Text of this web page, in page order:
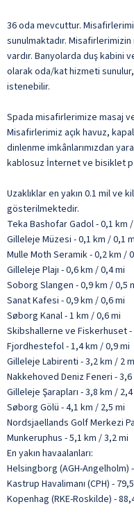
36 oda mevcuttur.
sunulmaktadır.
vardır. Banyolarda duş kabini
olarak oda/kat hizmeti
istenebilir.
Spada misafirlerimize masaj
Misafirlerimiz açık havuz,
dinlenme imkânlarımızdan
kablosuz İnternet ve bisiklet
Uzaklıklar en yakın 0.1 mil
gösterilmektedir.
Teka Bashofar Gadol - 0,1 km
Gilleleje Müzesi - 0,1 km / 0,1
Mulle Moth Seramik - 0,2 km /
Gilleleje Plajı - 0,6 km / 0,4 mi
Soborg Slangen - 0,9 km / 0,5
Sanat Kafesi - 0,9 km / 0,6 mi
Søborg Kanal - 1 km / 0,6 mi
Skibshallerne ve Fiskerhuset -
Fjordhestefol - 1,4 km / 0,9 mi
Gilleleje Labirenti - 3,2 km / 2
Nakkehoved Deniz Feneri -
Gilleleje Şarapları - 3,8 km /
Søborg Gölü - 4,1 km / 2,5 mi
Nordsjaellands Golf Merkezi
Munkeruphus - 5,1 km / 3,2 mi
En yakın havaalanları:
Helsingborg (AGH-Angelholm)
Kastrup Havalimanı (CPH) -
Kopenhag (RKE-Roskilde) -